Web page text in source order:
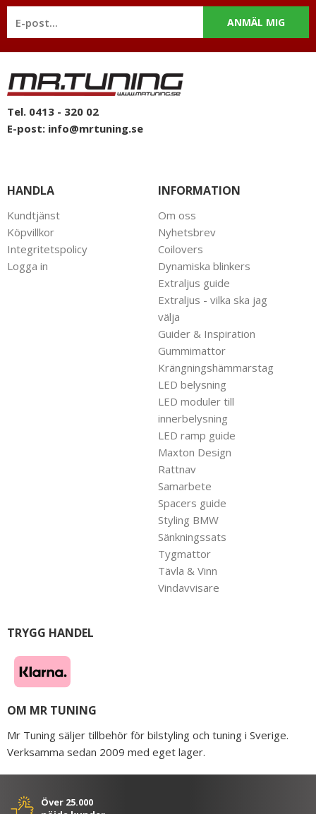
ANMÄL MIG
Tel. 0413 - 320 02
E-post: info@mrtuning.se
HANDLA
Kundtjänst
Köpvillkor
Integritetspolicy
Logga in
INFORMATION
Om oss
Nyhetsbrev
Coilovers
Dynamiska blinkers
Extraljus guide
Extraljus - vilka ska jag
välja
Guider & Inspiration
Gummimattor
Krängningshämmarstag
LED belysning
LED moduler till
innerbelysning
LED ramp guide
Maxton Design
Rattnav
Samarbete
Spacers guide
Styling BMW
Sänkningssats
Tygmattor
Tävla & Vinn
Vindavvisare
TRYGG HANDEL
OM MR TUNING
Mr Tuning säljer tillbehör för bilstyling och tuning i Sverige.
Verksamma sedan 2009 med eget lager.
Över 25.000